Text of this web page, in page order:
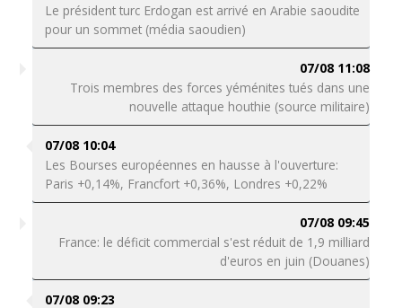
Le président turc Erdogan est arrivé en Arabie saoudite
pour un sommet (média saoudien)
07/08 11:08
Trois membres des forces yéménites tués dans une
nouvelle attaque houthie (source militaire)
07/08 10:04
Les Bourses européennes en hausse à l'ouverture:
Paris +0,14%, Francfort +0,36%, Londres +0,22%
07/08 09:45
France: le déficit commercial s'est réduit de 1,9 milliard
d'euros en juin (Douanes)
07/08 09:23